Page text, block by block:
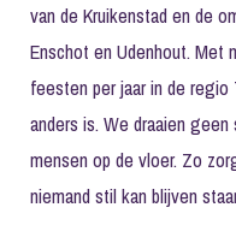
van de Kruikenstad en de
Enschot en Udenhout. Met
feesten per jaar in de
anders is. We draaien geen
mensen op de vloer. Zo
niemand stil kan blijven